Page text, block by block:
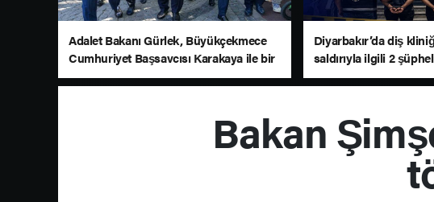
Adalet Bakanı Gürlek, Büyükçekmece
Cumhuriyet Başsavcısı Karakaya ile bir
araya geldi
Diyarbakır’da diş
saldırıyla ilgili 2
Bakan